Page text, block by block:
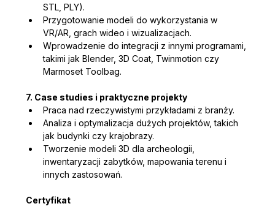
STL, PLY).
Przygotowanie modeli do wykorzystania w
VR/AR, grach wideo i wizualizacjach.
Wprowadzenie do integracji z innymi programami,
takimi jak Blender, 3D Coat, Twinmotion czy
Marmoset Toolbag.
7. Case studies i praktyczne projekty
Praca nad rzeczywistymi przykładami z branży.
Analiza i optymalizacja dużych projektów, takich
jak budynki czy krajobrazy.
Tworzenie modeli 3D dla archeologii,
inwentaryzacji zabytków, mapowania terenu i
innych zastosowań.
Certyfikat